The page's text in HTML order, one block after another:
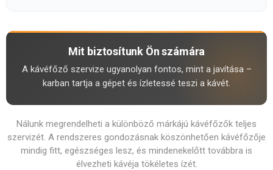
Mit biztosítunk Ön számára
A kávéfőző szervize ugyanolyan fontos, mint a javítása –
karban tartja a gépet és ízletessé teszi a kávét.
Nálunk megrendelheti a különböző márkájú kávéfőzők teljes
szervizét. A rendszeres gondozásnak köszönhetően kávéfőzője
mindig fitt, egészséges lesz, és mindenekelőtt továbbra is
élvezheti kávéja tökéletes ízét.